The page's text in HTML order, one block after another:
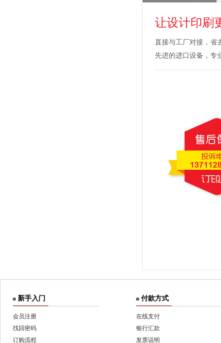
让设计印刷
直接与工厂对接，省
先进的进口设备，专
新手入门
会员注册
找回密码
订购流程
付款方式
在线支付
银行汇款
发票说明